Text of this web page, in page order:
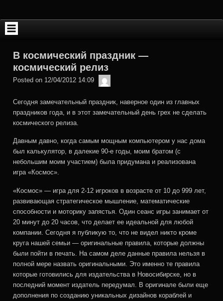
content
В космический праздник —
космический релиз
Posted on 12/04/2012 14:09
Сегодня замечательный праздник, наверное один из главных
праздников года, и в этот замечательный день грех не сделать
космического релиза.
Давным давно, когда самым мощным компьютером у нас дома
был калькулятор, в далекие 90-е годы, моим братом (с
небольшим моим участием) была придумана и реализована
игра «Космос».
«Космос» — игра для 2-12 игроков в возрасте от 10 до 999 лет,
развивающая стратегическое мышление, математические
способности и моторику запястья. Один сеанс игры занимает от
20 минут до 20 часов, что делает ее идеальной для любой
компании. Сегодня я публикую то, что не видел никто кроме
круга нашей семьи — оригинальные правила, которые должны
были пойти в печать. На самом деле данные правила нельзя в
полной мере назвать оригинальными. Это именно те правила
которые готовились для издательства в Новосибирске, но в
последний момент издатель передумал. В оригинале были еще
дополнения по созданию уникальных дизайнов кораблей и